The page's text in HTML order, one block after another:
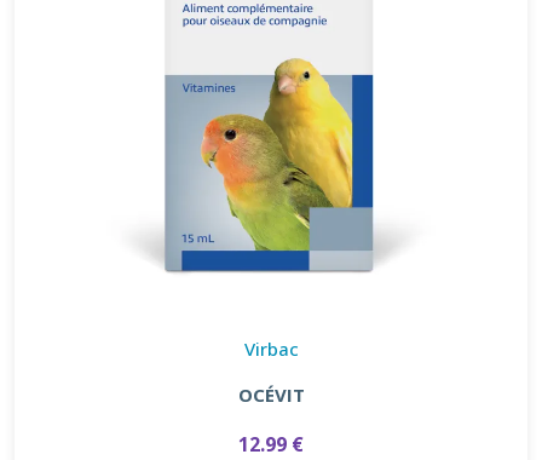
Virbac
OCÉVIT
12.99 €